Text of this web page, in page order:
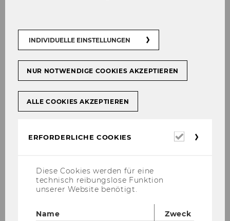
INDIVIDUELLE EINSTELLUNGEN
NUR NOTWENDIGE COOKIES AKZEPTIEREN
ALLE COOKIES AKZEPTIEREN
ERFORDERLICHE COOKIES
Diese Cookies werden für eine
technisch reibungslose Funktion
unserer Website benötigt.
Name
Zweck